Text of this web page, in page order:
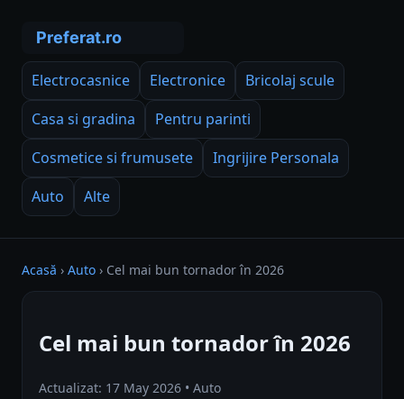
Electrocasnice Electronice
Bricolaj scule
Casa si gradina
Pentru parinti
Cosmetice si frumusete
Ingrijire Personala
Auto
Alte
Acasă › Auto › Cel mai bun tornador în 2026
Cel mai bun tornador în 2026
Actualizat: 17 May 2026 • Auto